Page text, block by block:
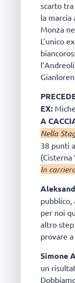
scarto
la marcia
Monza
L’unico
EX:
A
Nella
38 punti
(Cisterna
In
per noi
altro
provare
Simone
un